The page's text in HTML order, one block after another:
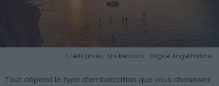
Crédit photo : Shutterstock – Miguel Angel Partido
Tout dépend le type d’embarcation que vous choisissez